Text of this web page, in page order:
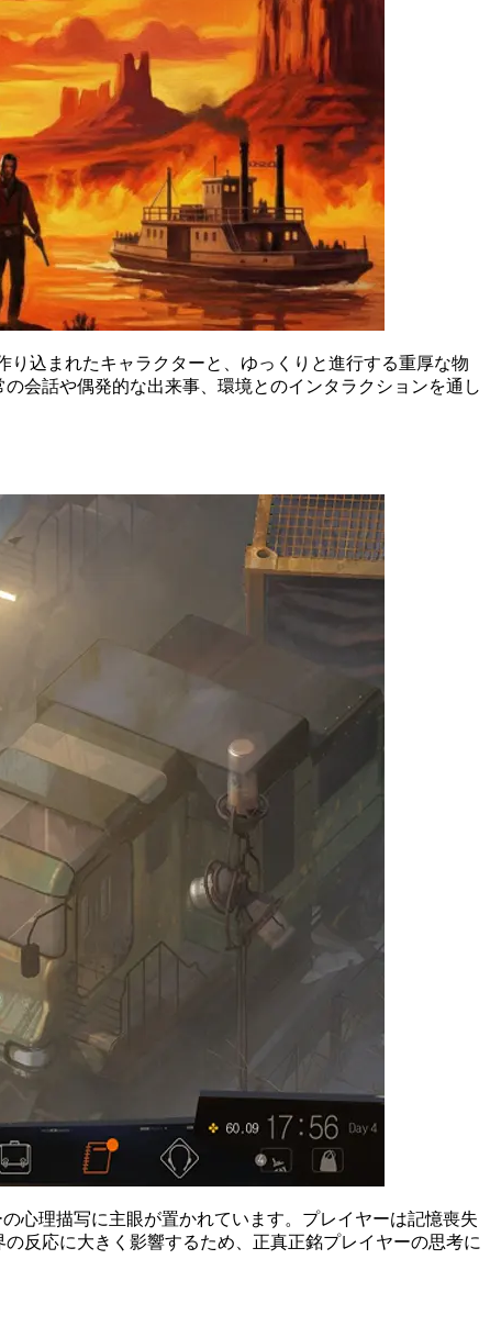
り込まれたキャラクターと、ゆっくりと進行する重厚な物
会話や偶発的な出来事、環境とのインタラクションを通し
心理描写に主眼が置かれています。プレイヤーは記憶喪失
反応に大きく影響するため、正真正銘プレイヤーの思考に